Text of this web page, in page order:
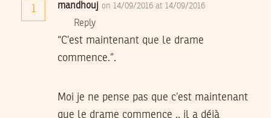
1 mandhouj on 14/09/2016 at 14/09/2016
Reply
“C’est maintenant que le drame
commence.”.
Moi je ne pense pas que c’est maintenant
que le drame commence .. il a déjà